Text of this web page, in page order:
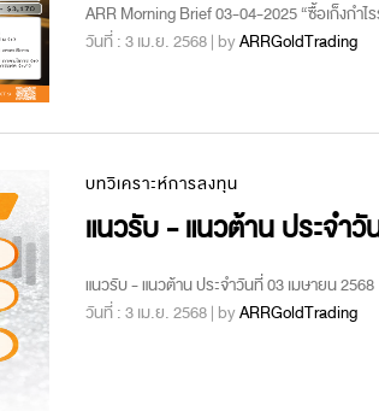
ARR Morning Brief 03-04-2025 “ซื้อเก็งกำไ
วันที่ : 3 เม.ย. 2568 | byARRGoldTrading
บทวิเคราะห์การลงทุน
แนวรับ - แนวต้าน ประจำ
แนวรับ - แนวต้าน ประจำวันที่ 03 เมษายน 2568
วันที่ : 3 เม.ย. 2568 | byARRGoldTrading